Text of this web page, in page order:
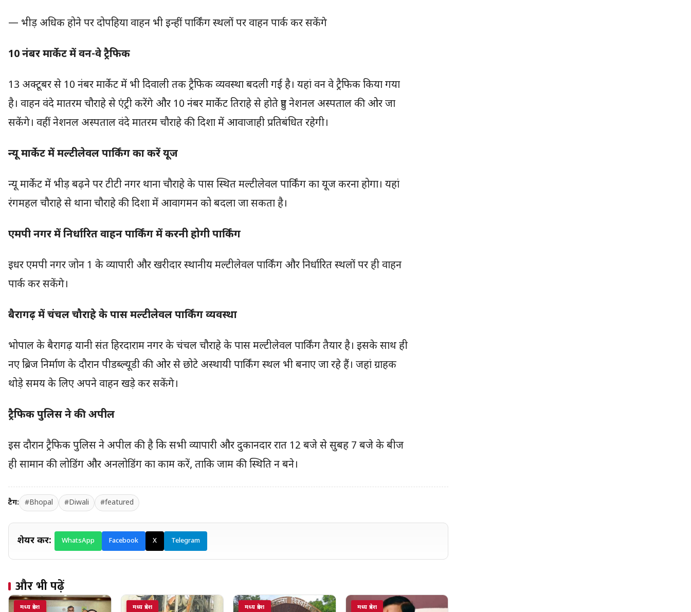
— भीड़ अधिक होने पर दोपहिया वाहन भी इन्हीं पार्किंग स्थलों पर वाहन पार्क कर सकेंगे
10 नंबर मार्केट में वन-वे ट्रैफिक
13 अक्टूबर से 10 नंबर मार्केट में भी दिवाली तक ट्रैफिक व्यवस्था बदली गई है। यहां वन वे ट्रैफिक किया गया
है। वाहन वंदे मातरम चौराहे से एंट्री करेंगे और 10 नंबर मार्केट तिराहे से होते हुए नेशनल अस्पताल की ओर जा
सकेंगे। वहीं नेशनल अस्पताल वंदे मातरम चौराहे की दिशा में आवाजाही प्रतिबंधित रहेगी।
न्यू मार्केट में मल्टीलेवल पार्किंग का करें यूज
न्यू मार्केट में भीड़ बढ़ने पर टीटी नगर थाना चौराहे के पास स्थित मल्टीलेवल पार्किंग का यूज करना होगा। यहां
रंगमहल चौराहे से थाना चौराहे की दिशा में आवागमन को बदला जा सकता है।
एमपी नगर में निर्धारित वाहन पार्किंग में करनी होगी पार्किंग
इधर एमपी नगर जोन 1 के व्यापारी और खरीदार स्थानीय मल्टीलेवल पार्किंग और निर्धारित स्थलों पर ही वाहन
पार्क कर सकेंगे।
बैरागढ़ में चंचल चौराहे के पास मल्टीलेवल पार्किंग व्यवस्था
भोपाल के बैरागढ़ यानी संत हिरदाराम नगर के चंचल चौराहे के पास मल्टीलेवल पार्किंग तैयार है। इसके साथ ही
नए ब्रिज निर्माण के दौरान पीडब्ल्यूडी की ओर से छोटे अस्थायी पार्किंग स्थल भी बनाए जा रहे हैं। जहां ग्राहक
थोड़े समय के लिए अपने वाहन खड़े कर सकेंगे।
ट्रैफिक पुलिस ने की अपील
इस दौरान ट्रैफिक पुलिस ने अपील की है कि सभी व्यापारी और दुकानदार रात 12 बजे से सुबह 7 बजे के बीज
ही सामान की लोडिंग और अनलोडिंग का काम करें, ताकि जाम की स्थिति न बने।
टैग: #Bhopal #Diwali #featured
शेयर करें: WhatsApp Facebook X Telegram
और भी पढ़ें
मध्य प्रदेश मध्य प्रदेश मध्य प्रदेश मध्य प्रदेश